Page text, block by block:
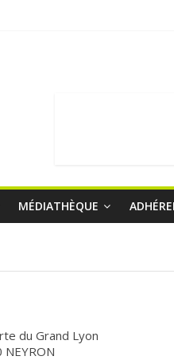
MÉDIATHÈQUE
du Grand Lyon